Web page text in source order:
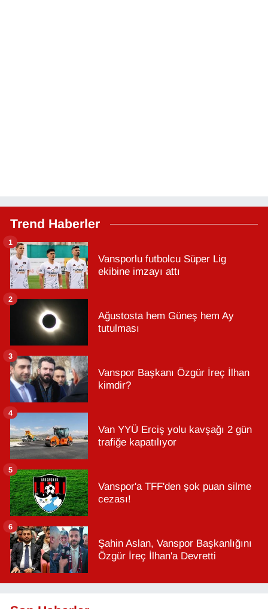
Trend Haberler
Vansporlu futbolcu Süper Lig
ekibine imzayı attı
1
Ağustosta hem Güneş hem Ay
tutulması
2
Vanspor Başkanı Özgür İreç İlhan
kimdir?
3
Van YYÜ Erciş yolu kavşağı 2 gün
trafiğe kapatılıyor
4
Vanspor'a TFF'den şok puan silme
cezası!
5
Şahin Aslan, Vanspor Başkanlığını
Özgür İreç İlhan'a Devretti
6